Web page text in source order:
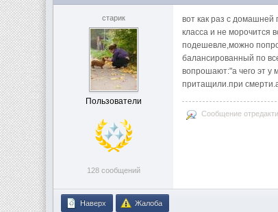
старик
Пользователи
128 сообщений
вот как раз с
класса и не морочится
подешевле,можно
балансированный по
вопрошают:"а чего эт у
притащили.при
Сообщение
Наверх Жалоба